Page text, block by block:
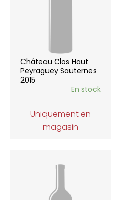
Château Clos Haut
Peyraguey Sauternes
2015
En stock
Uniquement en
magasin